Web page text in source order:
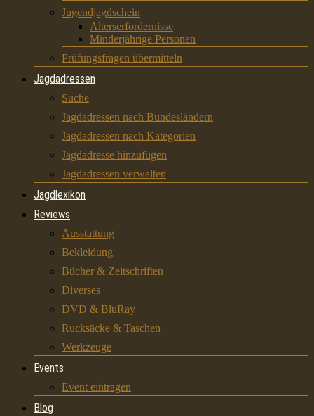
Jugendjagdschein
Alterserfordernisse
Minderjährige Personen
Prüfungsfragen übermitteln
Jagdadressen
Suche
Jagdadressen nach Bundesländern
Jagdadressen nach Kategorien
Jagdadresse hinzufügen
Jagdadressen verwalten
Jagdlexikon
Reviews
Ausstattung
Bekleidung
Bücher & Zeitschriften
Diverses
DVD & BluRay
Rucksäcke & Taschen
Werkzeuge
Events
Event eintragen
Blog